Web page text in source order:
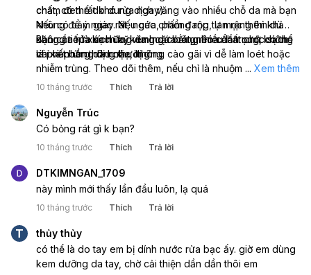
chấm đen rất khó rửa ngay).
Nếu có cảm giác rát, ngứa, phồng rộp, lan rộng thì khả
năng cao là kích ứng da hoặc bỏng hóa chất chứ không
chỉ vết bẩn thông thường.
chất, có thể do dung dịch văng vào nhiều chỗ da mà bạn
không để ý ngay. Nếu các chấm đang tự mọc thêm dù
không tiếp xúc nữa, kèm ngứa rát, nên cẩn trọng, có thể
là phản ứng da hoặc dị ứng.
Bạn cần rửa sạch kỹ vùng da bằng nhiều lần nước sạch
và xà phòng dịu nhẹ, không cào gãi vì dễ làm loét hoặc
nhiễm trùng. Theo dõi thêm, nếu chỉ là nhuộm màu thì các
chấm sẽ mờ dần trong vài ngày – vài tuần. Nếu có biểu
→ bạn cần đi khám da liễu hoặc bác sĩ để kiểm tra bỏng
hóa chất / viêm da tiếp xúc. Thân chào!
... Xem thêm
10 tháng trước Thích Trả lời
Nguyễn Trúc
Có bỏng rát gì k bạn?
10 tháng trước Thích Trả lời
DTKIMNGAN_1709
này mình mới thấy lần đầu luôn, lạ quá
10 tháng trước Thích Trả lời
T
thủy thủy
có thể là do tay em bị dính nước rửa bạc ấy. giờ em dùng
kem dưỡng da tay, chờ cải thiện dần dần thôi em